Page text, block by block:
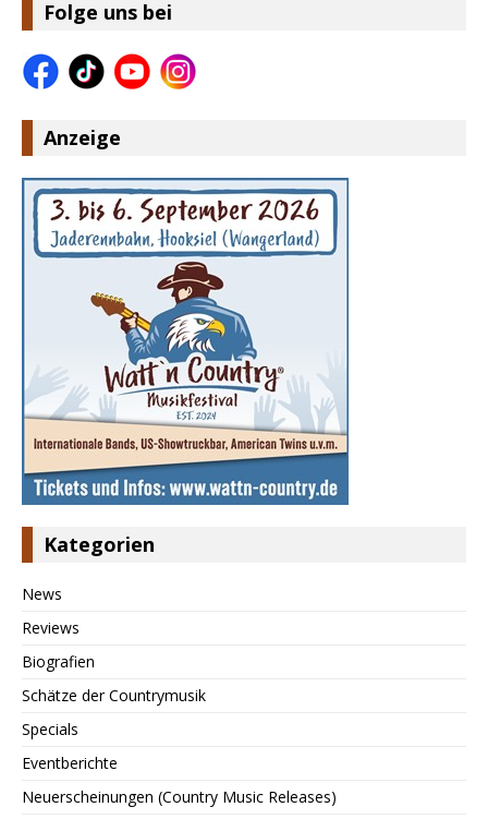
Folge uns bei
Anzeige
Kategorien
News
Reviews
Biografien
Schätze der Countrymusik
Specials
Eventberichte
Neuerscheinungen (Country Music Releases)